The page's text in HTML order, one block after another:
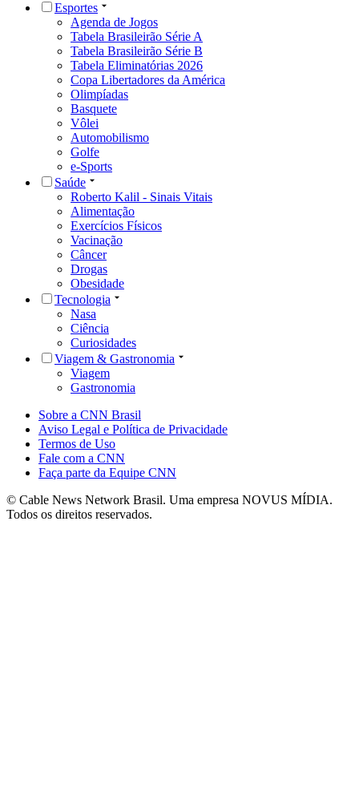
Esportes
Agenda de Jogos
Tabela Brasileirão Série A
Tabela Brasileirão Série B
Tabela Eliminatórias 2026
Copa Libertadores da América
Olimpíadas
Basquete
Vôlei
Automobilismo
Golfe
e-Sports
Saúde
Roberto Kalil - Sinais Vitais
Alimentação
Exercícios Físicos
Vacinação
Câncer
Drogas
Obesidade
Tecnologia
Nasa
Ciência
Curiosidades
Viagem & Gastronomia
Viagem
Gastronomia
Sobre a CNN Brasil
Aviso Legal e Política de Privacidade
Termos de Uso
Fale com a CNN
Faça parte da Equipe CNN
© Cable News Network Brasil. Uma empresa NOVUS MÍDIA.
Todos os direitos reservados.